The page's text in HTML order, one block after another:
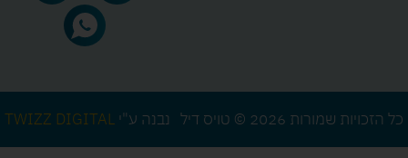
כל הזכויות שמורות 2026 © טויס דיל נבנה ע"י TWIZZ DIGITAL